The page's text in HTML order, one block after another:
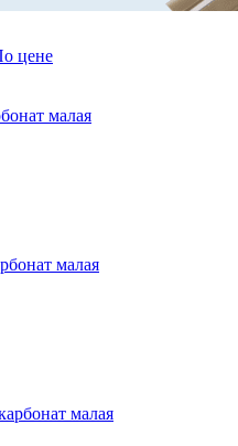
цене
малая
малая
малая